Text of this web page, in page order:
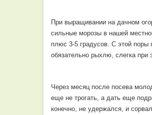
При выращивании на дачном
сильные морозы в нашей
плюс 3-5 градусов. С этой поры
обязательно рыхлю, слегка при
Через месяц после посева
еще не трогать, а дать еще
конечно, не удержался, и